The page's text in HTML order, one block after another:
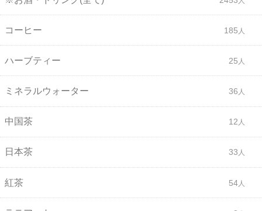
コーヒー 185
ハーブティー 25
ミネラルウォーター 36
中国茶 12
日本茶 33
紅茶 54